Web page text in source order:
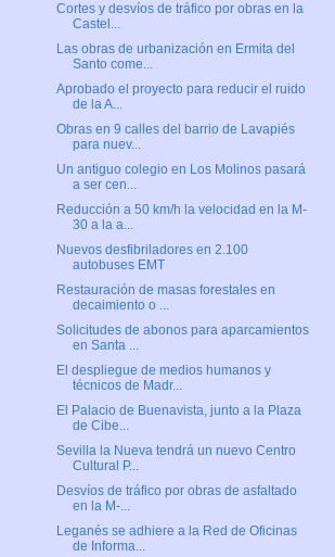
Cortes y desvíos de tráfico por obras en la
Castel...
Las obras de urbanización en Ermita del
Santo come...
Aprobado el proyecto para reducir el ruido
de la A...
Obras en 9 calles del barrio de Lavapiés
para nuev...
Un antiguo colegio en Los Molinos pasará
a ser cen...
Reducción a 50 km/h la velocidad en la M-
30 a la a...
Nuevos desfibriladores en 2.100
autobuses EMT
Restauración de masas forestales en
decaimiento o ...
Solicitudes de abonos para aparcamientos
en Santa ...
El despliegue de medios humanos y
técnicos de Madr...
El Palacio de Buenavista, junto a la Plaza
de Cibe...
Sevilla la Nueva tendrá un nuevo Centro
Cultural P...
Desvíos de tráfico por obras de asfaltado
en la M-...
Leganés se adhiere a la Red de Oficinas
de Informa...